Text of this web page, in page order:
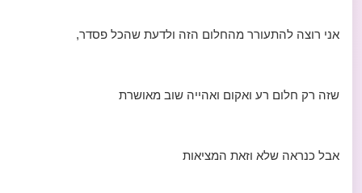
אני רוצה להתעורר מהחלום הזה ולדעת שהכל פסדר,
שזה רק חלום רע ואקום ואהייה שוב מאושרת
אבל כנראה שלא וזאת המציאות